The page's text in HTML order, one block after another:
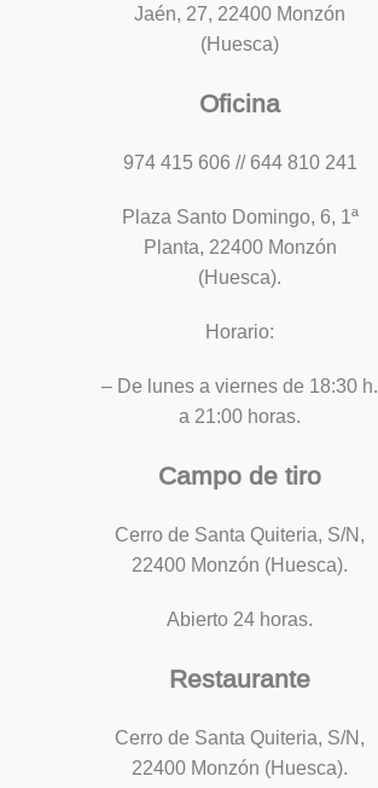
Jaén, 27, 22400 Monzón
(Huesca)
Oficina
974 415 606 // 644 810 241
Plaza Santo Domingo, 6, 1ª
Planta, 22400 Monzón
(Huesca).
Horario:
– De lunes a viernes de 18:30 h.
a 21:00 horas.
Campo de tiro
Cerro de Santa Quiteria, S/N,
22400 Monzón (Huesca).
Abierto 24 horas.
Restaurante
Cerro de Santa Quiteria, S/N,
22400 Monzón (Huesca).